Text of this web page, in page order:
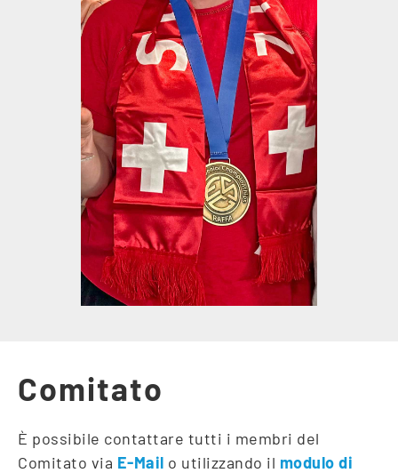
Comitato
È possibile contattare tutti i membri del
Comitato via E-Mail o utilizzando il modulo di